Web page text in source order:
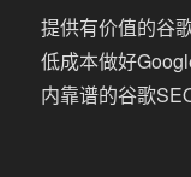
提供有价值的谷
低成本做好
内靠谱的谷歌